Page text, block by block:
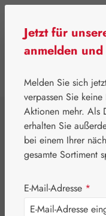
⌂
Dr.
Jetzt für
anmelden
Melden Sie sich
verpassen Sie
Aktionen mehr. Als
erhalten Sie
bei einem Ihrer
gesamte Sortiment
E-Mail-Adresse *